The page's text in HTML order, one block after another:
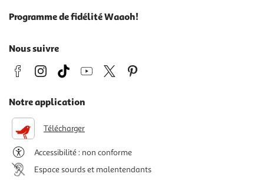
Programme de fidélité Waaoh!
Nous suivre
Notre application
Télécharger
Accessibilité : non conforme
Espace sourds et malentendants